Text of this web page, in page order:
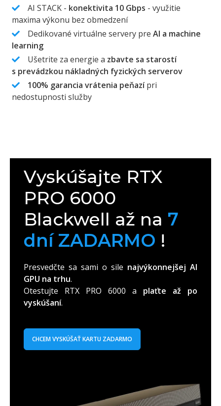
AI STACK - konektivita 10 Gbps - využitie
maxima výkonu bez obmedzení
Dedikované virtuálne servery pre AI a machine
learning
Ušetrite za energie a zbavte sa starostí
s prevádzkou nákladných fyzických serverov
100% garancia vrátenia peňazípri
nedostupnosti služby
Vyskúšajte RTX
PRO 6000
Blackwell až na 7
dní ZADARMO !
Presvedčte sa sami o sile najvýkonnejšej AI
GPU na trhu.
Otestujte RTX PRO 6000 a plaťte až po
vyskúšaní.
CHCEM VYSKÚŠAŤ KARTU ZADARMO